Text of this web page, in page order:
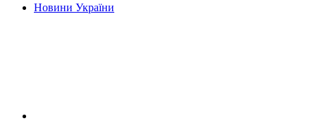
Новини України